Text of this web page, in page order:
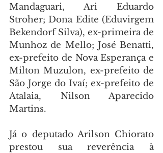
Mandaguari, Ari Eduardo
Stroher; Dona Edite (Eduvirgem
Bekendorf Silva), ex-primeira de
Munhoz de Mello; José Benatti,
ex-prefeito de Nova Esperança e
Milton Muzulon, ex-prefeito de
São Jorge do Ivaí; ex-prefeito de
Atalaia, Nilson Aparecido
Martins.
Já o deputado Arilson Chiorato
prestou sua reverência à